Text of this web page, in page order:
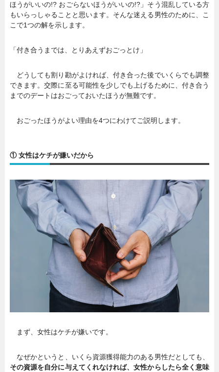
ほうがいいの!? おごらないほうがいいの!?」そう混乱している方
もいらっしゃることと思います。そんな迷える男性のために、こ
こで1つの解を示します。
「付き合うまでは、とりあえずおごっとけ」
どうしても割り勘がよければ、付き合った後でいくらでも調整
できます。交際に至る可能性を少しでも上げるために、付き合う
までのデートはおごっておいたほうが無難です。
おごったほうがよい理由を4つにわけてご説明します。
① 女性はケチが嫌いだから
まず、女性はケチが嫌いです。
なぜかというと、いくら資源獲得能力のある男性だとしても、
その資源を自分に与えてくれなければ、女性からしたら全く意味